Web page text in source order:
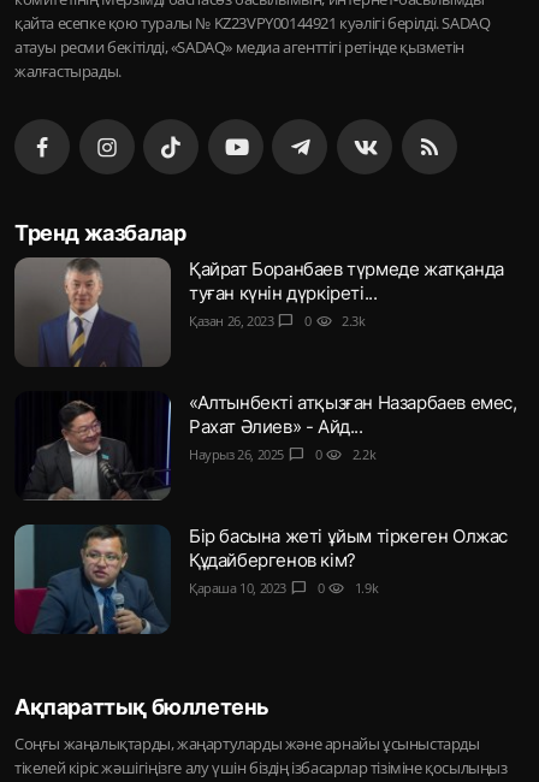
қайта есепке қою туралы № KZ23VPY00144921 куәлігі берілді. SADAQ
атауы ресми бекітілді, «SADAQ» медиа агенттігі ретінде қызметін
жалғастырады.
Тренд жазбалар
Қайрат Боранбаев түрмеде жатқанда
туған күнін дүркіреті...
Қазан 26, 2023 chat_bubble 0 visibility 2.3k
«Алтынбекті атқызған Назарбаев емес,
Рахат Әлиев» - Айд...
Наурыз 26, 2025 chat_bubble 0 visibility 2.2k
Бір басына жеті ұйым тіркеген Олжас
Құдайбергенов кім?
Қараша 10, 2023 chat_bubble 0 visibility 1.9k
Ақпараттық бюллетень
Соңғы жаңалықтарды, жаңартуларды және арнайы ұсыныстарды
тікелей кіріс жәшігіңізге алу үшін біздің ізбасарлар тізіміне қосылыңыз